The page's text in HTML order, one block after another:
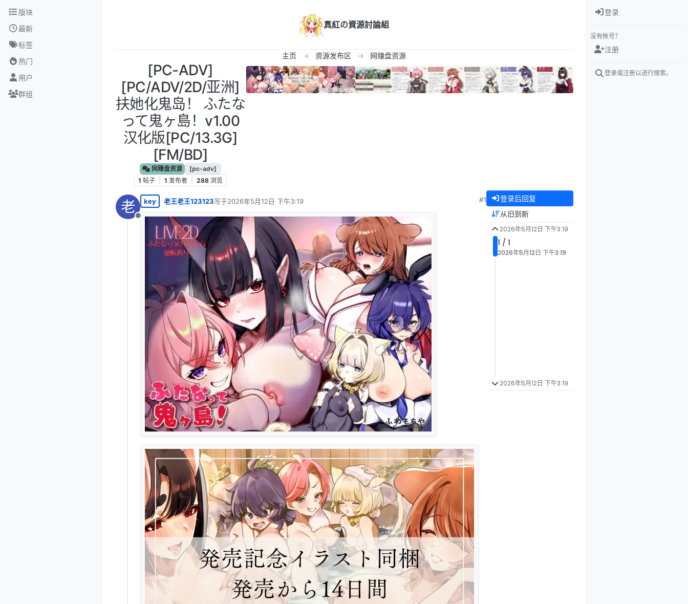
跳转至内容
版块
最新
标签
热门
用户
群组
真紅の資源討論組
主页 资源发布区 网赚盘资源
[PC-ADV]
[PC/ADV/2D/亚洲]
扶她化鬼岛！ ふたな
って鬼ヶ島！v1.00
汉化版[PC/13.3G]
[FM/BD]
网赚盘资源
[pc-adv]
1 帖子 1 发布者 288 浏览
老
离线
key 老王老王123123写于2026年5月12日 下午3:19
最后由 编辑
#1 登录后回复
从旧到新
2026年5月12日 下午3:19
1 / 1
2026年5月12日 下午3:19
2026年5月12日 下午3:19
登录
没有帐号？
注册
登录或注册以进行搜索。